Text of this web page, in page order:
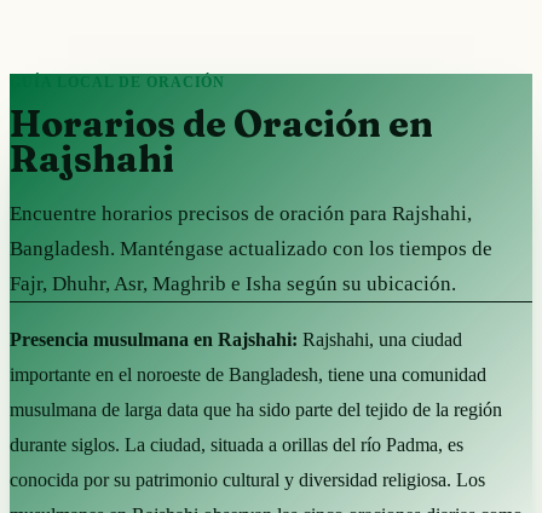
GUÍA LOCAL DE ORACIÓN
Horarios de Oración en
Rajshahi
Encuentre horarios precisos de oración para Rajshahi,
Bangladesh. Manténgase actualizado con los tiempos de
Fajr, Dhuhr, Asr, Maghrib e Isha según su ubicación.
Presencia musulmana en Rajshahi: Rajshahi, una ciudad
importante en el noroeste de Bangladesh, tiene una comunidad
musulmana de larga data que ha sido parte del tejido de la región
durante siglos. La ciudad, situada a orillas del río Padma, es
conocida por su patrimonio cultural y diversidad religiosa. Los